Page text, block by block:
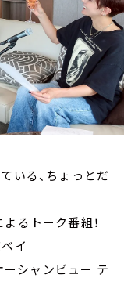
いる、ちょっとだ
るトーク番組！
イ
ーシャンビュー テ